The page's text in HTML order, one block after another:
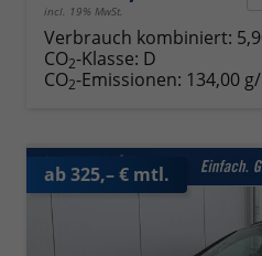
incl. 19% MwSt.
Verbrauch kombiniert:
CO2-Klasse: D
CO2-Emissionen: 134,00
ab 325,– € mtl.